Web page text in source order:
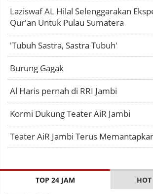
Laziswaf AL Hilal Selenggarakan
Qur'an Untuk Pulau Sumatera
'Tubuh Sastra, Sastra Tubuh'
Burung Gagak
Al Haris pernah di RRI Jambi
Kormi Dukung Teater AiR Jambi
Teater AiR Jambi Terus
TOP 24 JAM